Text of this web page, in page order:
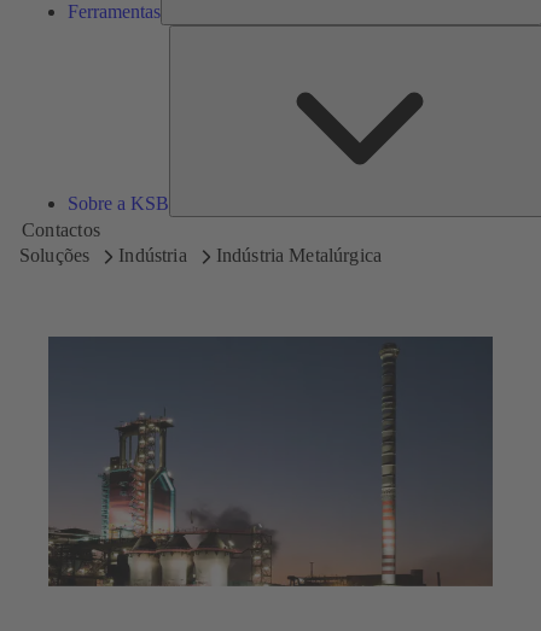
Ferramentas
Sobre a KSB
Contactos
Soluções
Indústria Indústria Metalúrgica